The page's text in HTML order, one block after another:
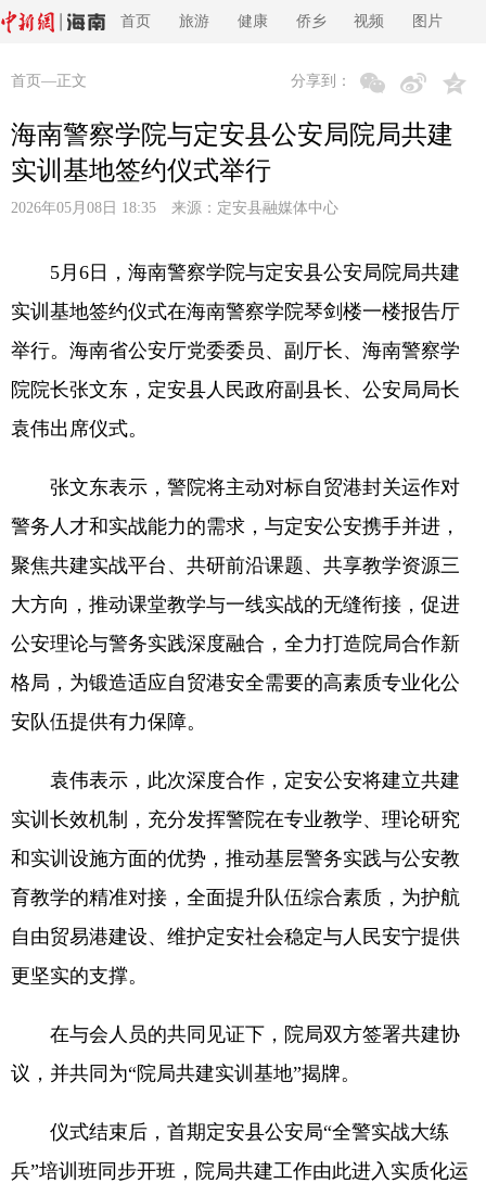
首页 旅游 健康 侨乡 视频 图片
首页 —正文 分享到：
海南警察学院与定安县公安局院局共建
实训基地签约仪式举行
2026年05月08日 18:35 来源： 定安县融媒体中心
5月6日，海南警察学院与定安县公安局院局共建
实训基地签约仪式在海南警察学院琴剑楼一楼报告厅
举行。海南省公安厅党委委员、副厅长、海南警察学
院院长张文东，定安县人民政府副县长、公安局局长
袁伟出席仪式。
张文东表示，警院将主动对标自贸港封关运作对
警务人才和实战能力的需求，与定安公安携手并进，
聚焦共建实战平台、共研前沿课题、共享教学资源三
大方向，推动课堂教学与一线实战的无缝衔接，促进
公安理论与警务实践深度融合，全力打造院局合作新
格局，为锻造适应自贸港安全需要的高素质专业化公
安队伍提供有力保障。
袁伟表示，此次深度合作，定安公安将建立共建
实训长效机制，充分发挥警院在专业教学、理论研究
和实训设施方面的优势，推动基层警务实践与公安教
育教学的精准对接，全面提升队伍综合素质，为护航
自由贸易港建设、维护定安社会稳定与人民安宁提供
更坚实的支撑。
在与会人员的共同见证下，院局双方签署共建协
议，并共同为“院局共建实训基地”揭牌。
仪式结束后，首期定安县公安局“全警实战大练
兵”培训班同步开班，院局共建工作由此进入实质化运